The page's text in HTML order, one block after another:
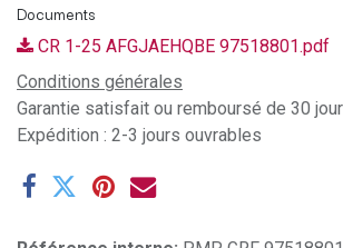
Documents
CR 1-25 AFGJAEHQBE 97518801.pdf
Conditions générales
Garantie satisfait ou remboursé de 30
Expédition : 2-3 jours ouvrables